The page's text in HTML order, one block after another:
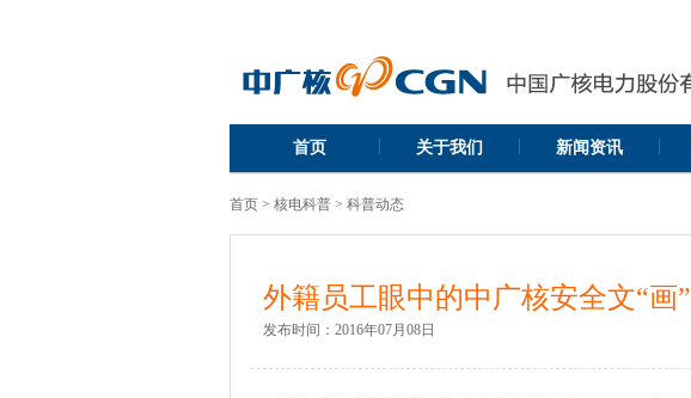
首页 关于我们 新闻资讯
首页 > 核电科普 > 科普动态
外籍员工眼中的中广核安全文“画”
发布时间： 2016年07月08日